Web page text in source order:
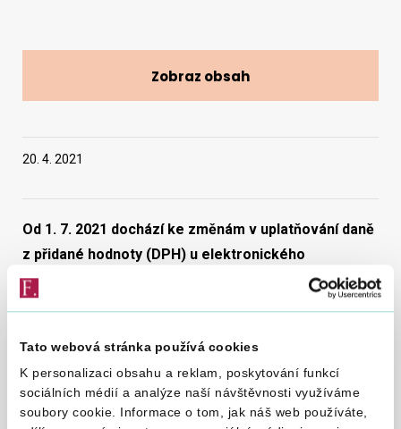
Tato webová stránka používá cookies
K personalizaci obsahu a reklam, poskytování funkcí
sociálních médií a analýze naší návštěvnosti využíváme
soubory cookie. Informace o tom, jak náš web používáte,
20. 4. 2021
Od 1. 7. 2021 dochází ke změnám v uplatňování daně
z přidané hodnoty (DPH) u elektronického
obchodování (tzv. e-commerce). Tyto změny se
týkají pravidel pro určení členského státu zdanění a
prodeje zboží do jiných členských států EU
koncovým zákazníkům například prostřednictvím e-
shopů.
Zobraz obsah